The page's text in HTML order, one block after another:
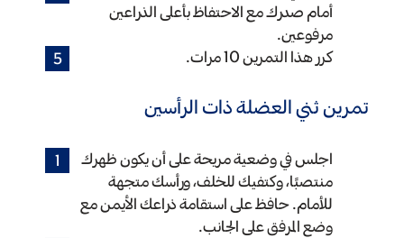
أمام صدرك مع الاحتفاظ بأعلى الذراعين
مرفوعين.
كرر هذا التمرين 10 مرات.
تمرين ثني العضلة ذات الرأسين
اجلس في وضعية مريحة على أن يكون ظهرك
منتصبًا، وكتفيك للخلف، ورأسك متجهة
للأمام. حافظ على استقامة ذراعك الأيمن مع
وضع المرفق على الجانب.